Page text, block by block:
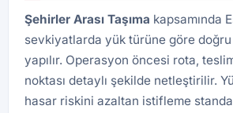
Şehirler Arası Taşıma kapsamında
sevkiyatlarda yük türüne göre doğru
yapılır. Operasyon öncesi rota,
noktası detaylı şekilde netleştirilir.
hasar riskini azaltan istifleme